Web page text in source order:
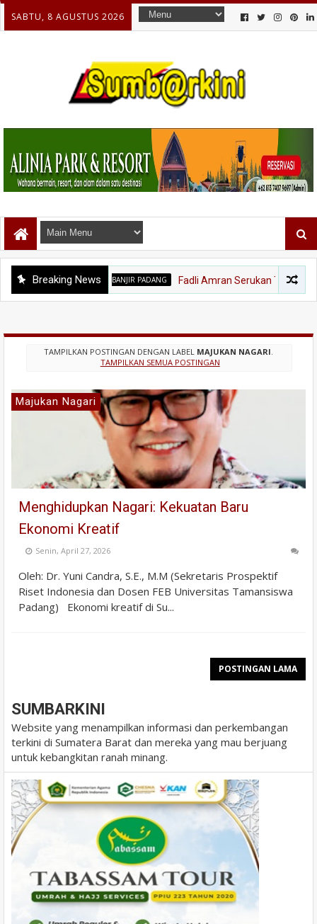
SABTU, 8 AGUSTUS 2026
Breaking NewsBANJIR PADANG Fadli Amran Serukan Transformasi
TAMPILKAN POSTINGAN DENGAN LABEL MAJUKAN NAGARI.
TAMPILKAN SEMUA POSTINGAN
Majukan Nagari
Menghidupkan Nagari: Kekuatan Baru
Ekonomi Kreatif
Senin, April 27, 2026
Oleh: Dr. Yuni Candra, S.E., M.M (Sekretaris Prospektif
Riset Indonesia dan Dosen FEB Universitas Tamansiswa
Padang) Ekonomi kreatif di Su...
POSTINGAN LAMA
SUMBARKINI
Website yang menampilkan informasi dan perkembangan
terkini di Sumatera Barat dan mereka yang mau berjuang
untuk kebangkitan ranah minang.